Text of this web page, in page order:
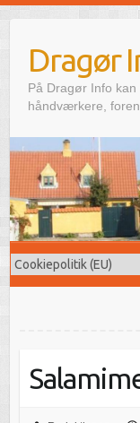
Dragør
På Dragør Info
håndværkere,